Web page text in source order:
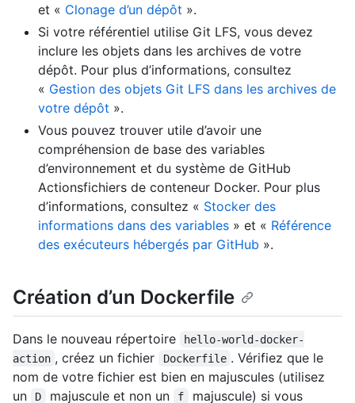
et « Clonage d’un dépôt ».
Si votre référentiel utilise Git LFS, vous devez
inclure les objets dans les archives de votre
dépôt. Pour plus d’informations, consultez
« Gestion des objets Git LFS dans les archives de
votre dépôt ».
Vous pouvez trouver utile d’avoir une
compréhension de base des variables
d’environnement et du système de GitHub
Actionsfichiers de conteneur Docker. Pour plus
d’informations, consultez « Stocker des
informations dans des variables » et « Référence
des exécuteurs hébergés par GitHub ».
Création d’un Dockerfile
Dans le nouveau répertoire
hello-world-docker-
action , créez un fichier Dockerfile . Vérifiez que le
nom de votre fichier est bien en majuscules (utilisez
un
D majuscule et non un f majuscule) si vous